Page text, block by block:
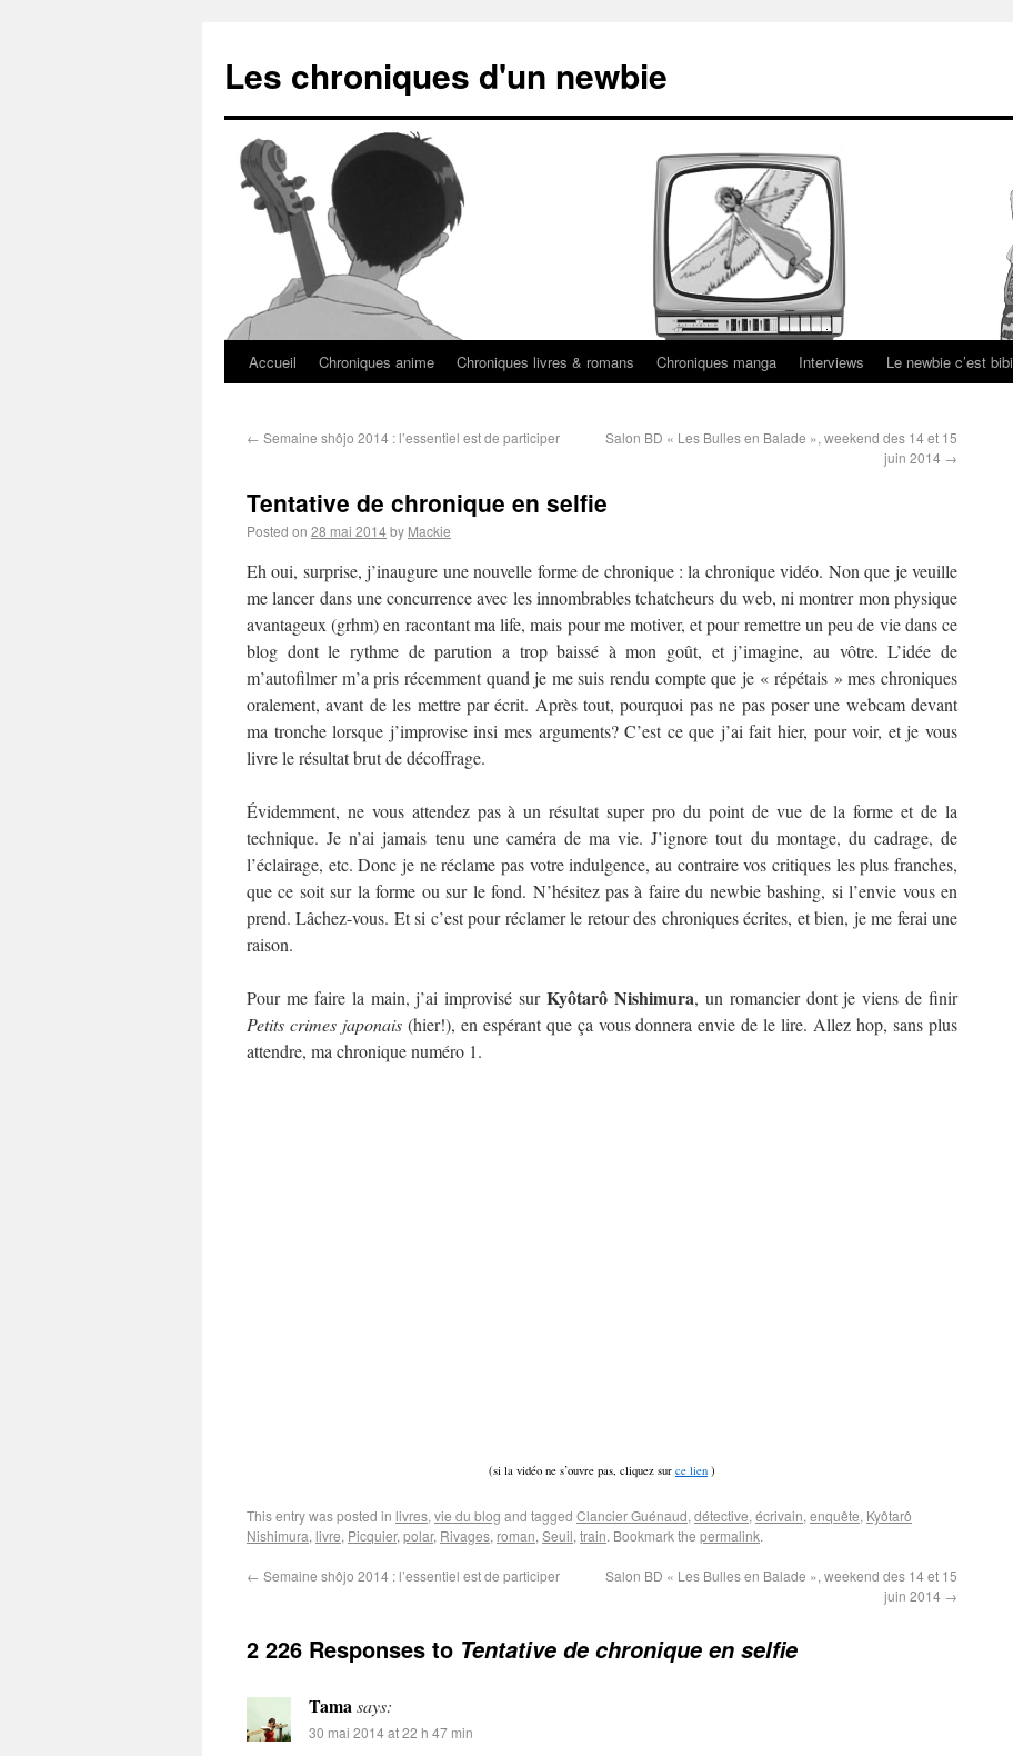
Les chroniques d'un newbie
Accueil Chroniques anime Chroniques livres & romans Chroniques manga Interviews Le newbie c’est bibi
← Semaine shôjo 2014 : l’essentiel est de participer
Salon BD « Les Bulles en Balade », weekend des 14 et 15
juin 2014 →
Tentative de chronique en selfie
Posted on 28 mai 2014by Mackie
Eh oui, surprise, j’inaugure une nouvelle forme de chronique : la chronique vidéo. Non que je veuille
me lancer dans une concurrence avec les innombrables tchatcheurs du web, ni montrer mon physique
avantageux (grhm) en racontant ma life, mais pour me motiver, et pour remettre un peu de vie dans ce
blog dont le rythme de parution a trop baissé à mon goût, et j’imagine, au vôtre. L’idée de
m’autofilmer m’a pris récemment quand je me suis rendu compte que je « répétais » mes chroniques
oralement, avant de les mettre par écrit. Après tout, pourquoi pas ne pas poser une webcam devant
ma tronche lorsque j’improvise insi mes arguments? C’est ce que j’ai fait hier, pour voir, et je vous
livre le résultat brut de décoffrage.
Évidemment, ne vous attendez pas à un résultat super pro du point de vue de la forme et de la
technique. Je n’ai jamais tenu une caméra de ma vie. J’ignore tout du montage, du cadrage, de
l’éclairage, etc. Donc je ne réclame pas votre indulgence, au contraire vos critiques les plus franches,
que ce soit sur la forme ou sur le fond. N’hésitez pas à faire du newbie bashing, si l’envie vous en
prend. Lâchez-vous. Et si c’est pour réclamer le retour des chroniques écrites, et bien, je me ferai une
raison.
Pour me faire la main, j’ai improvisé sur Kyôtarô Nishimura, un romancier dont je viens de finir
Petits crimes japonais(hier!), en espérant que ça vous donnera envie de le lire. Allez hop, sans plus
attendre, ma chronique numéro 1.
(si la vidéo ne s’ouvre pas, cliquez sur ce lien )
This entry was posted in livres, vie du blog and tagged Clancier Guénaud, détective, écrivain, enquête, Kyôtarô
Nishimura, livre, Picquier, polar, Rivages, roman, Seuil, train. Bookmark the permalink.
← Semaine shôjo 2014 : l’essentiel est de participer
Salon BD « Les Bulles en Balade », weekend des 14 et 15
juin 2014 →
2 226 Responses to Tentative de chronique en selfie
Tamasays:
30 mai 2014 at 22 h 47 min